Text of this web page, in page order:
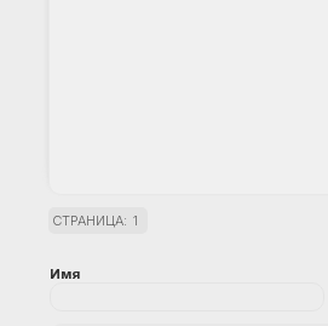
СТРАНИЦА: 1
Имя